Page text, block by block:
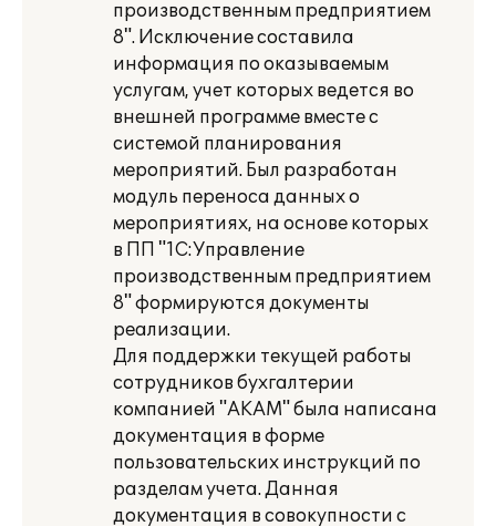
производственным предприятием
8". Исключение составила
информация по оказываемым
услугам, учет которых ведется во
внешней программе вместе с
системой планирования
мероприятий. Был разработан
модуль переноса данных о
мероприятиях, на основе которых
в ПП "1С:Управление
производственным предприятием
8" формируются документы
реализации.
Для поддержки текущей работы
сотрудников бухгалтерии
компанией "АКАМ" была написана
документация в форме
пользовательских инструкций по
разделам учета. Данная
документация в совокупности с